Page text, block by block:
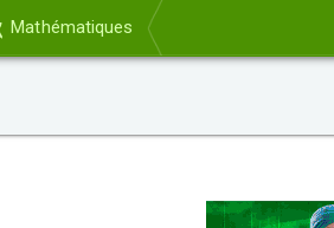
Mathématiques